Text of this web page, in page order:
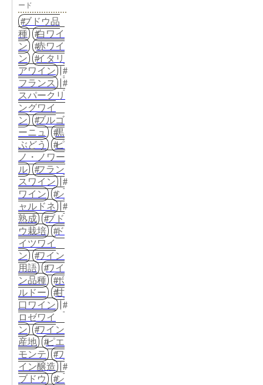
ード
ブドウ品
種
白ワイ
ン
赤ワイ
ン
イタリ
アワイン
フランス
スパークリ
ングワイ
ン
ブルゴ
ーニュ
黒
ぶどう
ピ
ノ・ノワー
ル
フラン
スワイン
ワイン
シ
ャルドネ
熟成
ブド
ウ栽培
ド
イツワイ
ン
ワイン
用語
ワイ
ン品種
ボ
ルドー
甘
口ワイン
ロゼワイ
ン
ワイン
産地
ピエ
モンテ
ワ
イン醸造
ブドウ
シ